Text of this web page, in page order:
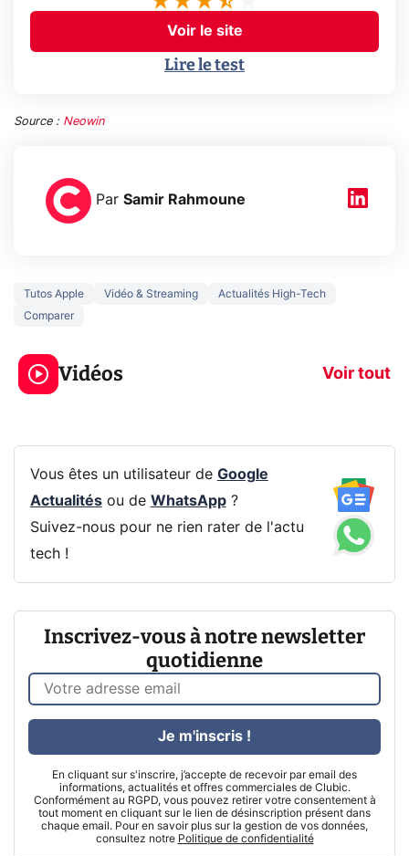
Voir le site
Lire le test
Source : Neowin
Par Samir Rahmoune
Tutos Apple Vidéo & Streaming
Actualités High-Tech
Comparer
Vidéos Voir tout
5 générations de
jeux dans la
prochaine Xbox !
navigation
Vous êtes un utilisateur de Google
Actualitésou de WhatsApp?
Suivez-nous pour ne rien rater de l'actu
tech !
Inscrivez-vous à notre newsletter
quotidienne
En cliquant sur s'inscrire, j’accepte de recevoir par email des
informations, actualités et offres commerciales de Clubic.
Conformément au RGPD, vous pouvez retirer votre consentement à
tout moment en cliquant sur le lien de désinscription présent dans
chaque email. Pour en savoir plus sur la gestion de vos données,
consultez notre Politique de confidentialité
Je m'inscris !